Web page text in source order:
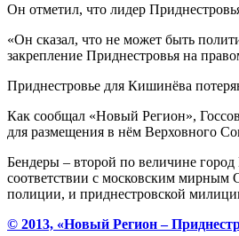
Он отметил, что лидер
«Он сказал, что не может быть
закрепление Приднестровья на
Приднестровье для Кишинёва
Как сообщал «Новый Регион»,
для размещения в нём Верховного
Бендеры – второй по величине
соответствии с московским мирным
полиции, и приднестровской
© 2013, «Новый Регион –